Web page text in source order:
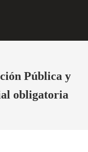
Pública y
obligatoria